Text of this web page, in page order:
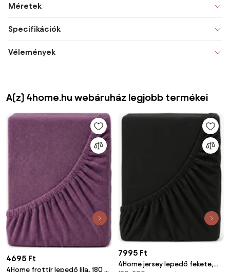
Méretek
Specifikációk
Vélemények
A(z) 4home.hu webáruház legjobb termékei
4695 Ft
4Home frottír lepedő lila, 180 x
7995 Ft
4Home jersey lepedő fekete,